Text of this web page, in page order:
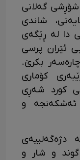
شۆڕشی گەلانی
شاندی
دا لە ڕێگەی
ئێران پرسی
بکرێ.
کۆماری
کورد شەڕی
ئەشکەنجە و
دژەگەلییەی
گوند و شار و